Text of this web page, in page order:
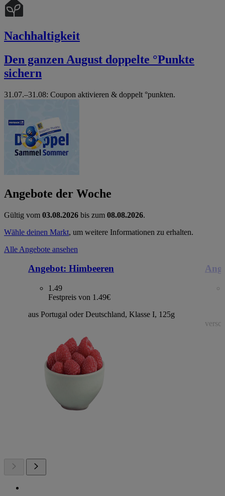
Nachhaltigkeit
Den ganzen August doppelte °Punkte
sichern
31.07.–31.08: Coupon aktivieren & doppelt °punkten.
Angebote der Woche
Gültig vom 03.08.2026 bis zum 08.08.2026.
Wähle deinen Markt, um weitere Informationen zu erhalten.
Alle Angebote ansehen
Angebot: Himbeeren
1.49
Festpreis von 1.49€
aus Portugal oder Deutschland, Klasse I, 125g